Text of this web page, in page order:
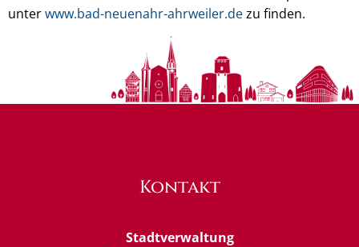
unterwww.bad-neuenahr-ahrweiler.dezu finden.
Kontakt
Stadtverwaltung